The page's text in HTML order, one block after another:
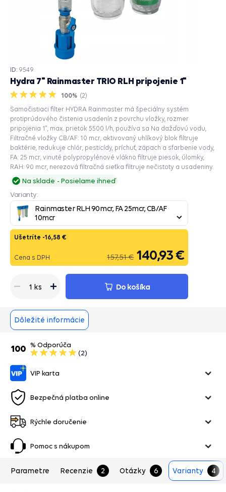
Hydra 7" Rainmaster TRIO RLH pripojenie 1"
100% (2)
ID: 9549
Samočistiaci filter HYDRA Rainmaster má špeciálny systém
protiprúdového čistenia usadenín z povrchu vložky, rozmer
pripojenia 1", max. prietok 5500 l/h, používa sa Na dažďovú vodu,
Filtračné vložky CB/AF: 10 mcr, aktivovaný uhlíkový blok filtruje
baktérie, redukuje chlór, pesticídy, príchuť, zápach a sfarbenie vody,
FA: 25 mcr, vinuté polypropylénové vlákno filtruje piesok, úlomky,
RAH: 90 mcr, nerezová filtračná sieťka filtruje nečistoty a usadeniny.
Na sklade
Posielame ihneď
Varianty:
Rainmaster RLH 90mcr, FA 25mcr, CB/AF
10mcr
Ušetríte -16,58 €
Cena s DPH 157,51 € 140,93 €
1 ks Do košíka
Dôležité informácie
% Odporúča
(2)
100
VIP karta
Bezpečná platba online
Rýchle doručenie
Pomoc s nákupom
Parametre Recenzie 2 Otázky 6 Varianty 4